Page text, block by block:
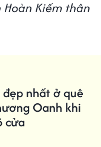
Kiếm thân
nhất ở quê
Oanh khi
cửa